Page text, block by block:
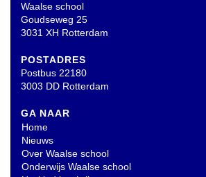
Waalse school
Goudseweg 25
3031 XH Rotterdam
POSTADRES
Postbus 22180
3003 DD Rotterdam
GA NAAR
Home
Nieuws
Over Waalse school
Onderwijs Waalse school